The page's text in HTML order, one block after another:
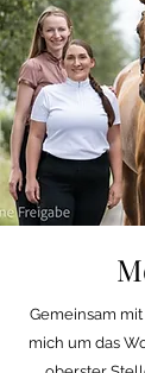
Gemeinsam
mich um das